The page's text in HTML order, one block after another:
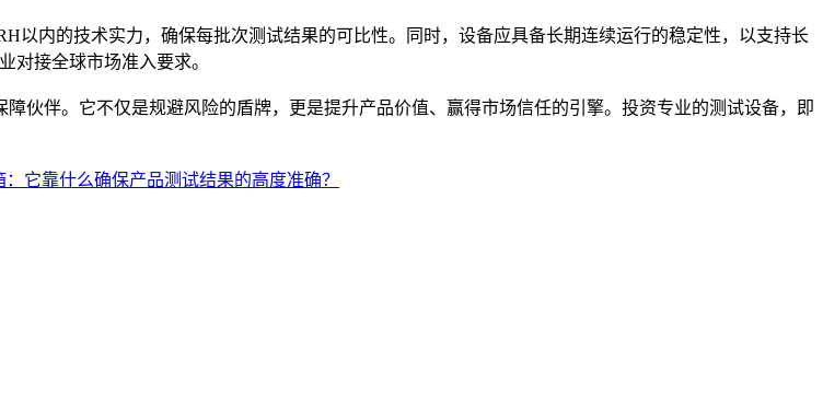
内的技术实力，确保每批次测试结果的可比性。同时，设备应具备长期连续运行的稳定性，以支持长
对接全球市场准入要求。
伙伴。它不仅是规避风险的盾牌，更是提升产品价值、赢得市场信任的引擎。投资专业的测试设备，即
它靠什么确保产品测试结果的高度准确？